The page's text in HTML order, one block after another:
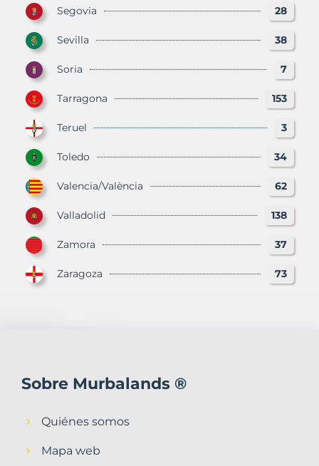
Segovia 28
Sevilla 38
Soria 7
Tarragona 153
Teruel 3
Toledo 34
Valencia/València 62
Valladolid 138
Zamora 37
Zaragoza 73
Sobre Murbalands ®
Quiénes somos
Mapa web